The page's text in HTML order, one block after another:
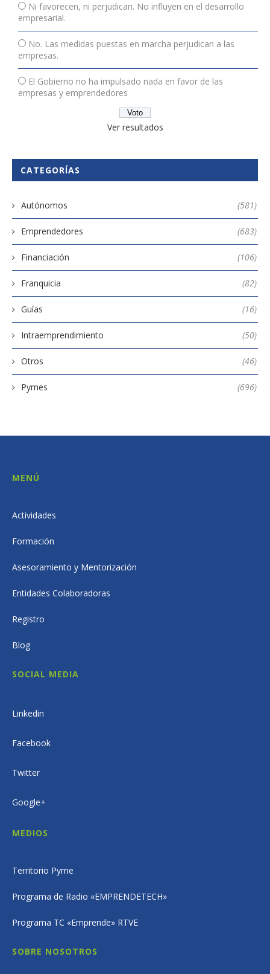
Ni favorecen, ni perjudican. No influyen en el desarrollo
empresarial.
No. Las medidas puestas en marcha perjudican a las
empresas.
El Gobierno no ha impulsado nada en favor de las
empresas y emprendedores
Ver resultados
CATEGORÍAS
Autónomos (581)
Emprendedores (683)
Financiación (106)
Franquicia (82)
Guías (16)
Intraemprendimiento (50)
Otros (46)
Pymes (696)
MENÚ
Actividades
Formación
Asesoramiento y Mentorización
Entidades Colaboradoras
Registro
Blog
SOCIAL MEDIA
Linkedin
Facebook
Twitter
Google+
MEDIOS
Territorio Pyme
Programa de Radio «EMPRENDETECH»
Programa TC «Emprende» RTVE
SOBRE NOSOTROS